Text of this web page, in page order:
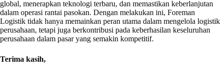
global, menerapkan teknologi terbaru, dan memastikan keberlanjutan
dalam operasi rantai pasokan. Dengan melakukan ini, Foreman
Logistik tidak hanya memainkan peran utama dalam mengelola logistik
perusahaan, tetapi juga berkontribusi pada keberhasilan keseluruhan
perusahaan dalam pasar yang semakin kompetitif.
Terima kasih,